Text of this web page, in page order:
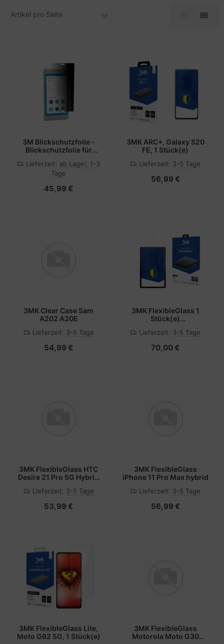
Artikel pro Seite
3M Blickschutzfolie -
Blickschutzfolie für
(Hochformat)
Lieferzeit: ab Lager, 1-3
Tage
45,99 €
3MK ARC+, Galaxy S20
FE, 1 Stück(e)
Lieferzeit: 3-5 Tage
56,99 €
3MK Clear Case Sam
A202 A20E
Lieferzeit: 3-5 Tage
54,99 €
3MK FlexibleGlass 1
Stück(e)
Lieferzeit: 3-5 Tage
70,00 €
3MK FlexibleGlass HTC
Desire 21 Pro 5G Hybrid
Lieferzeit: 3-5 Tage
53,99 €
3MK FlexibleGlass
iPhone 11 Pro Max hybrid
Lieferzeit: 3-5 Tage
56,99 €
3MK FlexibleGlass Lite,
Moto G62 5G, 1 Stück(e)
3MK FlexibleGlass
Motorola Moto G30